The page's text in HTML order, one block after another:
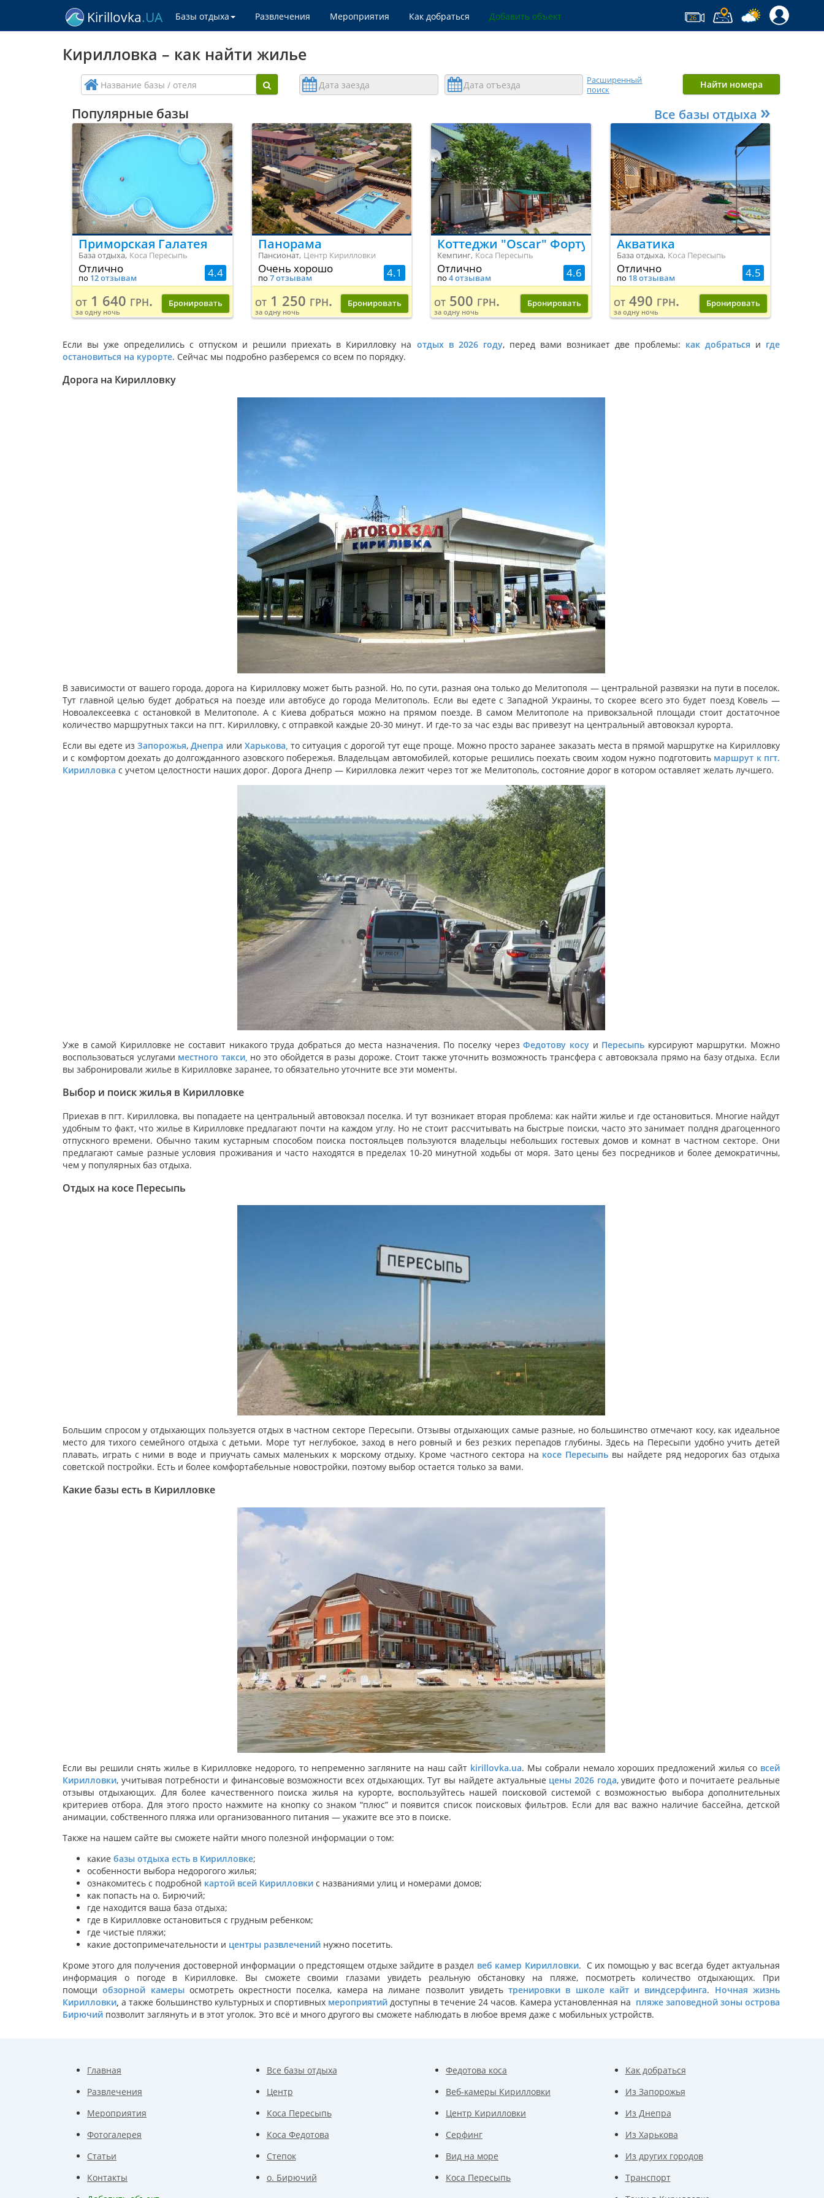
Kirillovka.UA Базы отдыха Развлечения Мероприятия Как добраться Добавить объект 26
Кирилловка – как найти жилье
Искать по названию
Расширенный
поиск
Найти номера
Популярные базы Все базы отдыха »
Приморская Галатея
База отдыха, Коса Пересыпь
4.4
Отлично
по 12 отзывам
от 1 640 грн.
за одну ночь
Бронировать
Панорама
Пансионат, Центр Кирилловки
4.1
Очень хорошо
по 7 отзывам
от1 250 грн.
за одну ночь
Бронировать
Коттеджи "Oscar" Фортуна.
Кемпинг, Коса Пересыпь
4.6
Отлично
по 4 отзывам
от 500 грн.
за одну ночь
Бронировать
Акватика
База отдыха, Коса Пересыпь
4.5
Отлично
по 18 отзывам
от490 грн.
за одну ночь
Бронировать
Если вы уже определились с отпуском и решили приехать в Кирилловку на отдых в 2026 году, перед вами возникает две проблемы: как добраться и где
остановиться на курорте. Сейчас мы подробно разберемся со всем по порядку.
Дорога на Кирилловку
В зависимости от вашего города, дорога на Кирилловку может быть разной. Но, по сути, разная она только до Мелитополя — центральной развязки на пути в поселок.
Тут главной целью будет добраться на поезде или автобусе до города Мелитополь. Если вы едете с Западной Украины, то скорее всего это будет поезд Ковель —
Новоалексеевка с остановкой в Мелитополе. А с Киева добраться можно на прямом поезде. В самом Мелитополе на привокзальной площади стоит достаточное
количество маршрутных такси на пгт. Кирилловку, с отправкой каждые 20-30 минут. И где-то за час езды вас привезут на центральный автовокзал курорта.
Если вы едете изЗапорожья,Днепра или Харькова, то ситуация с дорогой тут еще проще. Можно просто заранее заказать места в прямой маршрутке на Кирилловку
и с комфортом доехать до долгожданного азовского побережья. Владельцам автомобилей, которые решились поехать своим ходом нужно подготовить маршрут к пгт.
Кирилловка с учетом целостности наших дорог. Дорога Днепр — Кирилловка лежит через тот же Мелитополь, состояние дорог в котором оставляет желать лучшего.
Уже в самой Кирилловке не составит никакого труда добраться до места назначения. По поселку черезФедотову косуи Пересыпь курсируют маршрутки. Можно
воспользоваться услугами местного такси, но это обойдется в разы дороже. Стоит также уточнить возможность трансфера с автовокзала прямо на базу отдыха. Если
вы забронировали жилье в Кирилловке заранее, то обязательно уточните все эти моменты.
Выбор и поиск жилья в Кирилловке
Приехав в пгт. Кирилловка, вы попадаете на центральный автовокзал поселка. И тут возникает вторая проблема: как найти жилье и где остановиться. Многие найдут
удобным то факт, что жилье в Кирилловке предлагают почти на каждом углу. Но не стоит рассчитывать на быстрые поиски, часто это занимает полдня драгоценного
отпускного времени. Обычно таким кустарным способом поиска постояльцев пользуются владельцы небольших гостевых домов и комнат в частном секторе. Они
предлагают самые разные условия проживания и часто находятся в пределах 10-20 минутной ходьбы от моря. Зато цены без посредников и более демократичны,
чем у популярных баз отдыха.
Отдых на косе Пересыпь
Большим спросом у отдыхающих пользуется отдых в частном секторе Пересыпи. Отзывы отдыхающих самые разные, но большинство отмечают косу, как идеальное
место для тихого семейного отдыха с детьми. Море тут неглубокое, заход в него ровный и без резких перепадов глубины. Здесь на Пересыпи удобно учить детей
плавать, играть с ними в воде и приучать самых маленьких к морскому отдыху. Кроме частного сектора на косе Пересыпь вы найдете ряд недорогих баз отдыха
советской постройки. Есть и более комфортабельные новостройки, поэтому выбор остается только за вами.
Какие базы есть в Кирилловке
Если вы решили снять жилье в Кирилловке недорого, то непременно загляните на наш сайт kirillovka.ua. Мы собрали немало хороших предложений жилья со всей
Кирилловки, учитывая потребности и финансовые возможности всех отдыхающих. Тут вы найдете актуальные цены 2026 года, увидите фото и почитаете реальные
отзывы отдыхающих. Для более качественного поиска жилья на курорте, воспользуйтесь нашей поисковой системой с возможностью выбора дополнительных
критериев отбора. Для этого просто нажмите на кнопку со знаком “плюс” и появится список поисковых фильтров. Если для вас важно наличие бассейна, детской
анимации, собственного пляжа или организованного питания — укажите все это в поиске.
Также на нашем сайте вы сможете найти много полезной информации о том:
какие базы отдыха есть в Кирилловке;
особенности выбора недорогого жилья;
ознакомитесь с подробной картой всей Кирилловки с названиями улиц и номерами домов;
как попасть на о. Бирючий;
где находится ваша база отдыха;
где в Кирилловке остановиться с грудным ребенком;
где чистые пляжи;
какие достопримечательности и центры развлечений нужно посетить.
Кроме этого для получения достоверной информации о предстоящем отдыхе зайдите в раздел веб камер Кирилловки. С их помощью у вас всегда будет актуальная
информация о погоде в Кирилловке. Вы сможете своими глазами увидеть реальную обстановку на пляже, посмотреть количество отдыхающих. При
помощиобзорной камеры осмотреть окрестности поселка, камера на лимане позволит увидетьтренировки в школе кайт и виндсерфинга. Ночная жизнь
Кирилловки, а также большинство культурных и спортивных мероприятий доступны в течение 24 часов. Камера установленная на пляже заповедной зоны острова
Бирючий позволит заглянуть и в этот уголок. Это всё и много другого вы сможете наблюдать в любое время даже с мобильных устройств.
Главная
Развлечения
Мероприятия
Фотогалерея
Статьи
Контакты
Все базы отдыха
Центр
Коса Пересыпь
Коса Федотова
Степок
о. Бирючий
Федотова коса
Веб-камеры Кирилловки
Центр Кирилловки
Серфинг
Вид на море
Коса Пересыпь
Как добраться
Из Запорожья
Из Днепра
Из Харькова
Из других городов
Транспорт